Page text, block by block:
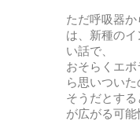
ただ呼吸器
は、新種の
い話で、
おそらくエ
ら思いついた
そうだとす
が広がる可能